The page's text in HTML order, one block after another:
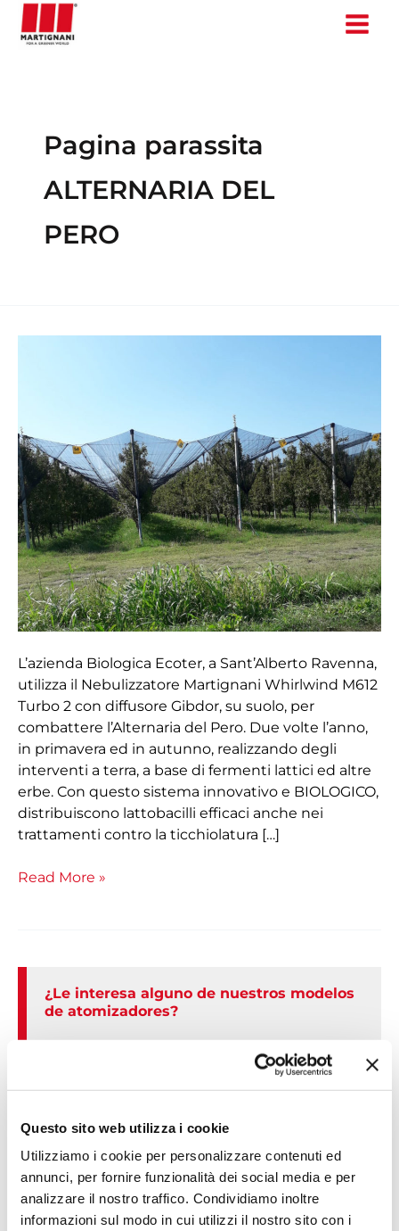
Questo sito web utilizza i cookie
Utilizziamo i cookie per personalizzare contenuti ed
annunci, per fornire funzionalità dei social media e per
analizzare il nostro traffico. Condividiamo inoltre
informazioni sul modo in cui utilizzi il nostro sito con i
Pagina parassita
ALTERNARIA DEL
PERO
L’azienda Biologica Ecoter, a Sant’Alberto Ravenna,
utilizza il Nebulizzatore Martignani Whirlwind M612
Turbo 2 con diffusore Gibdor, su suolo, per
combattere l’Alternaria del Pero. Due volte l’anno,
in primavera ed in autunno, realizzando degli
interventi a terra, a base di fermenti lattici ed altre
erbe. Con questo sistema innovativo e BIOLOGICO,
distribuiscono lattobacilli efficaci anche nei
trattamenti contro la ticchiolatura […]
la
alternaria
en
la
pera
Read More »
¿Le interesa alguno de nuestros modelos
de atomizadores?
SOLICITAR PRESUPUESTO
LOS ATOMIZADORES MARTIGNANI
Atomizadores suspendidos